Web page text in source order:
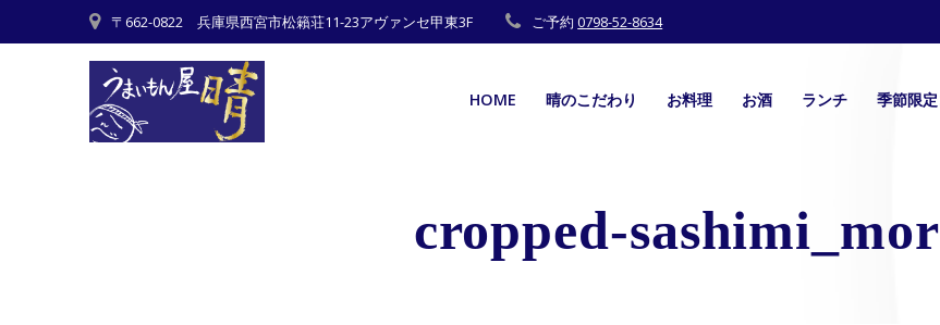
to
〒662-0822 兵庫県西宮市松籟荘11-23アヴァンセ甲東3F ご予約0798-52-8634
HOME 晴のこだわり お料理 お酒 ランチ 季節限
cropped-